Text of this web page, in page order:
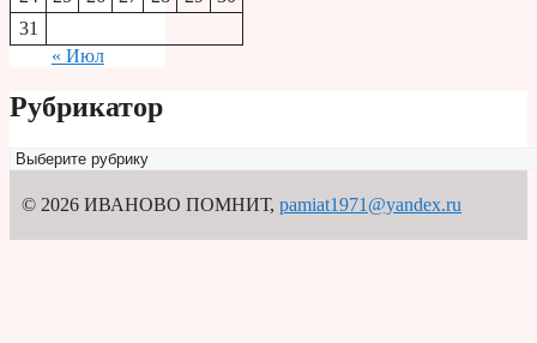
31
« Июл
Рубрикатор
Рубрикатор
© 2026 ИВАНОВО ПОМНИТ, pamiat1971@yandex.ru